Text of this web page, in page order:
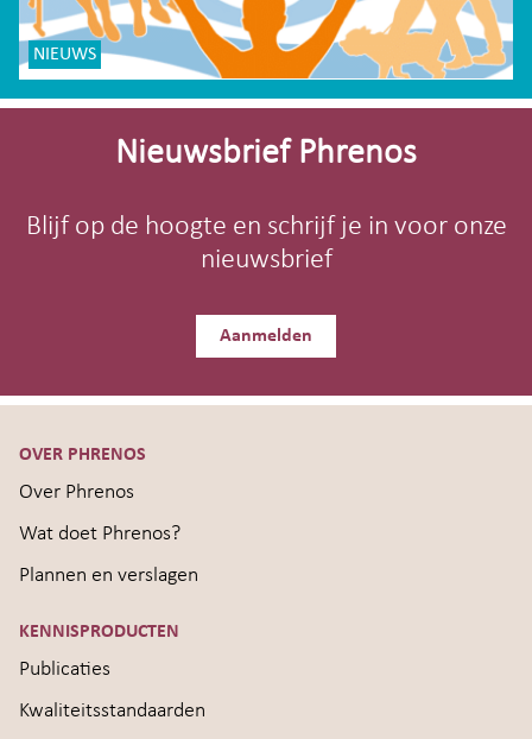
NIEUWS
Site-
Nieuwsbrief Phrenos
Blijf op de hoogte en schrijf je in voor onze
nieuwsbrief
Aanmelden
OVER PHRENOS
Over Phrenos
Wat doet Phrenos?
Plannen en verslagen
KENNISPRODUCTEN
Publicaties
Kwaliteitsstandaarden